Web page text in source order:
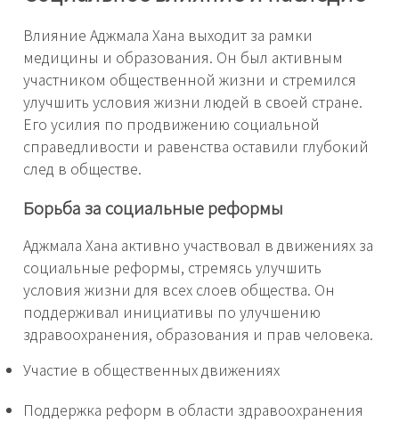
Влияние Аджмала Хана выходит за рамки
медицины и образования. Он был активным
участником общественной жизни и стремился
улучшить условия жизни людей в своей стране.
Его усилия по продвижению социальной
справедливости и равенства оставили глубокий
след в обществе.
Борьба за социальные реформы
Аджмала Хана активно участвовал в движениях за
социальные реформы, стремясь улучшить
условия жизни для всех слоев общества. Он
поддерживал инициативы по улучшению
здравоохранения, образования и прав человека.
Участие в общественных движениях
Поддержка реформ в области здравоохранения